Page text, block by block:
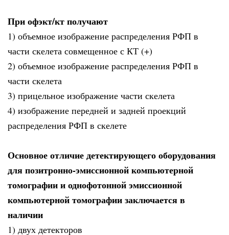
При офэкт/кт получают
1) объемное изображение распределения РФП в
части скелета совмещенное с КТ (+)
2) объемное изображение распределения РФП в
части скелета
3) прицельное изображение части скелета
4) изображение передней и задней проекций
распределения РФП в скелете
Основное отличие детектирующего оборудования
для позитронно-эмиссионной компьютерной
томографии и однофотонной эмиссионной
компьютерной томографии заключается в
наличии
1) двух детекторов